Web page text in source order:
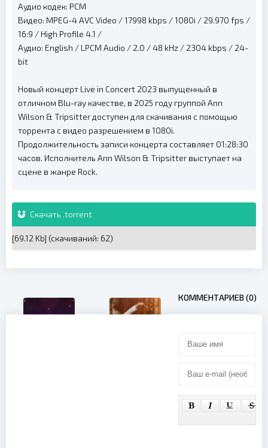
Аудио кодек: PCM
Видео: MPEG-4 AVC Video / 17998 kbps / 1080i / 29.970 fps /
16:9 / High Profile 4.1 /
Аудио: English / LPCM Audio / 2.0 / 48 kHz / 2304 kbps / 24-
bit
Новый концерт Live in Concert 2023 выпущенный в
отличном Blu-ray качестве, в 2025 году группой Ann
Wilson & Tripsitter доступен для скачивания с помощью
торрента с видео разрешением в 1080i.
Продолжительность записи концерта составляет 01:28:30
часов. Исполнитель Ann Wilson & Tripsitter выступает на
сцене в жанре Rock.
Скачать .torrent
[69.12 Kb] (cкачиваний: 62)
КОММЕНТАРИЕВ (0)